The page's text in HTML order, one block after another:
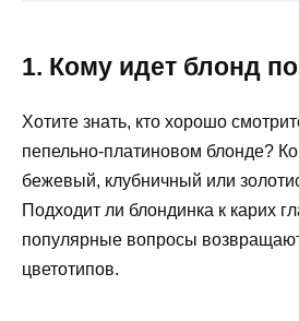
1. Кому идет блонд
Хотите знать, кто хорошо
пепельно-платиновом блонде?
бежевый, клубничный или
Подходит ли блондинка к карих
популярные вопросы
цветотипов.